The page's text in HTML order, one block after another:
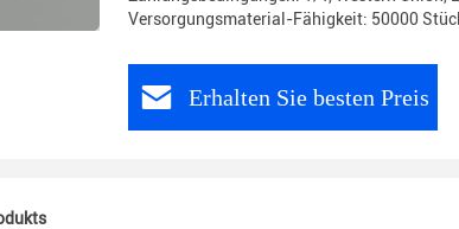
Versorgungsmaterial-Fähigkeit: 50000
Erhalten Sie besten Preis